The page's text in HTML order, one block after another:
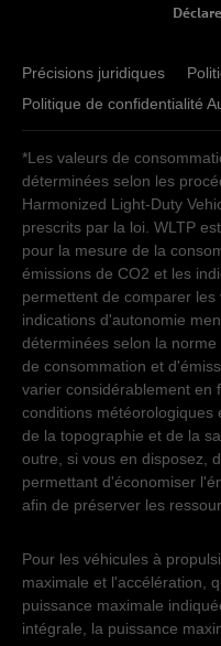
Précisions juridiques
Politique de confidentialité
*Les valeurs de
déterminées selon les
Harmonized Light-Duty
prescrits par la loi. WLTP
pour la mesure de la
émissions de CO2 et les
permettent de comparer
indications d'autonomie
déterminées selon la
de consommation et
varier considérablement en
conditions météorologiques
de la topographie et de la
outre, si vous en disposez,
permettant d'économiser
afin de préserver les
Pour les véhicules à
maximale et l'accélération,
puissance maximale
intégrale, la puissance